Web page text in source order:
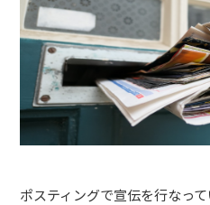
ポスティングで宣伝を行なっ